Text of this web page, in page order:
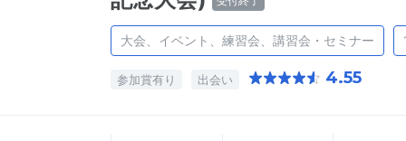
大会、イベント、練習会、講習会・セミナー
参加賞有り 出会い 4.55